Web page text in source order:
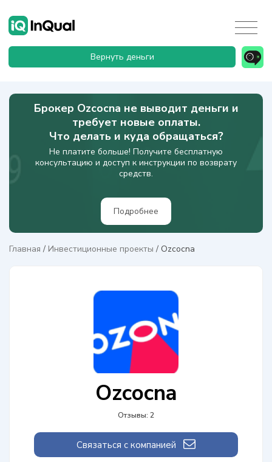
Вернуть деньги
Брокер Ozcocna не выводит деньги и
требует новые оплаты.
Что делать и куда обращаться?
Не платите больше! Получите бесплатную
консультацию и доступ к инструкции по возврату
средств.
Подробнее
Главная / Инвестиционные проекты / Ozcocna
Ozcocna
Отзывы: 2
Связаться с компанией